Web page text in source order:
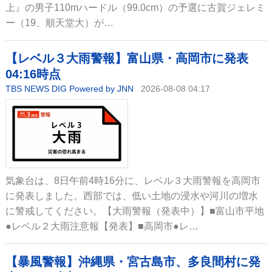
上』の男子110mハードル（99.0cm）の予選に古賀ジェレミ
ー（19、順天堂大）が…
【レベル３大雨警報】富山県・高岡市に発表
04:16時点
TBS NEWS DIG Powered by JNN 2026-08-08 04:17
気象台は、8日午前4時16分に、レベル３大雨警報を高岡市
に発表しました。西部では、低い土地の浸水や河川の増水
に警戒してください。【大雨警報（発表中）】■富山市平地
●レベル２大雨注意報【発表】■高岡市●レ…
【暴風警報】沖縄県・宮古島市、多良間村に発